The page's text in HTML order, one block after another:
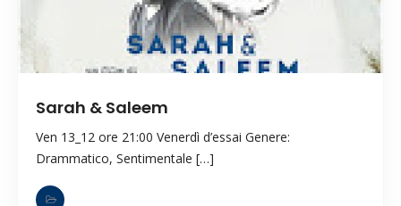
Sarah & Saleem
Ven 13_12 ore 21:00 Venerdì d’essai Genere:
Drammatico, Sentimentale […]